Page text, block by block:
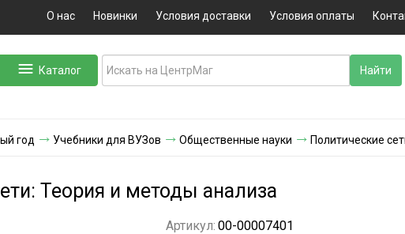
О нас Новинки Условия доставки Условия оплаты
Каталог
год Учебники для ВУЗов Общественные науки Политические
Теория и методы анализа
Артикул: 00-00007401